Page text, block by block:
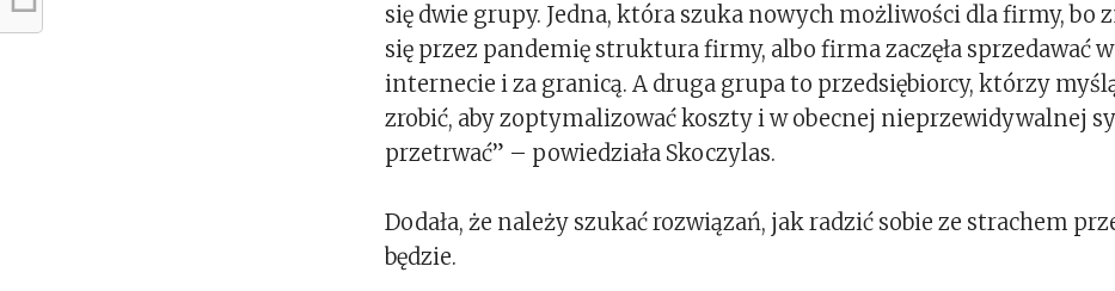
się dwie grupy. Jedna, która szuka nowych możliwości dla firmy, bo
się przez pandemię struktura firmy, albo firma zaczęła sprzedawać w
internecie i za granicą. A druga grupa to przedsiębiorcy, którzy
zrobić, aby zoptymalizować koszty i w obecnej nieprzewidywalnej
przetrwać” – powiedziała Skoczylas.
Dodała, że należy szukać rozwiązań, jak radzić sobie ze strachem
będzie.